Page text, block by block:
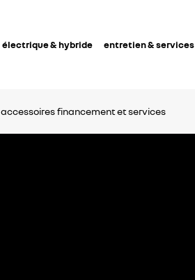
électrique & hybride entretien & services
accessoiresfinancement et services